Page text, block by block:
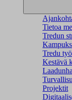
Tietoa
Tredun
Tredu
Kestävä
Projektit